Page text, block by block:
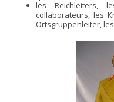
les Reichleiters,
collaborateurs, les
Ortsgruppenleiter,